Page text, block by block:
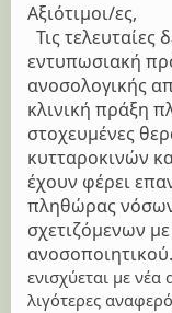
Αξιότιμοι/ες,
Τις τελευταίες
εντυπωσιακή
ανοσολογικής
κλινική πράξη
στοχευμένες
κυτταροκινών
έχουν φέρει
πληθώρας
σχετιζόμενων
ανοσοποιητικού.
ενισχύεται με
λιγότερες